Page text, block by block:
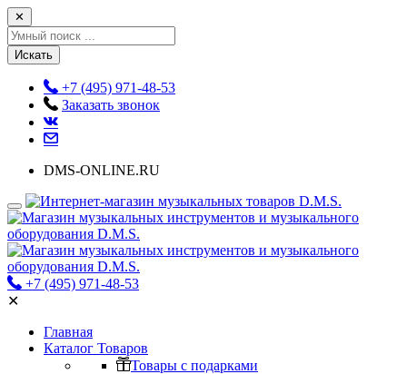
✕
Искать
+7 (495) 971-48-53
Заказать звонок
DMS-ONLINE.RU
+7 (495) 971-48-53
✕
Главная
Каталог Товаров
Товары с подарками